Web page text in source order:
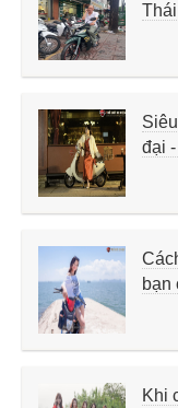
đại
bạn
Khi